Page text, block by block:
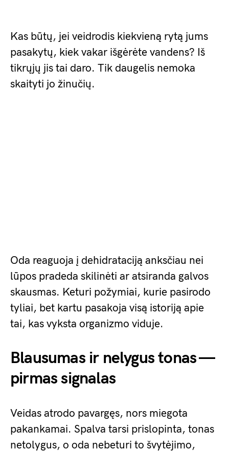
Kas būtų, jei veidrodis kiekvieną rytą jums
pasakytų, kiek vakar išgėrėte vandens? Iš
tikrųjų jis tai daro. Tik daugelis nemoka
skaityti jo žinučių.
Oda reaguoja į dehidrataciją anksčiau nei
lūpos pradeda skilinėti ar atsiranda galvos
skausmas. Keturi požymiai, kurie pasirodo
tyliai, bet kartu pasakoja visą istoriją apie
tai, kas vyksta organizmo viduje.
Blausumas ir nelygus tonas —
pirmas signalas
Veidas atrodo pavargęs, nors miegota
pakankamai. Spalva tarsi prislopinta, tonas
netolygus, o oda nebeturi to švytėjimo,